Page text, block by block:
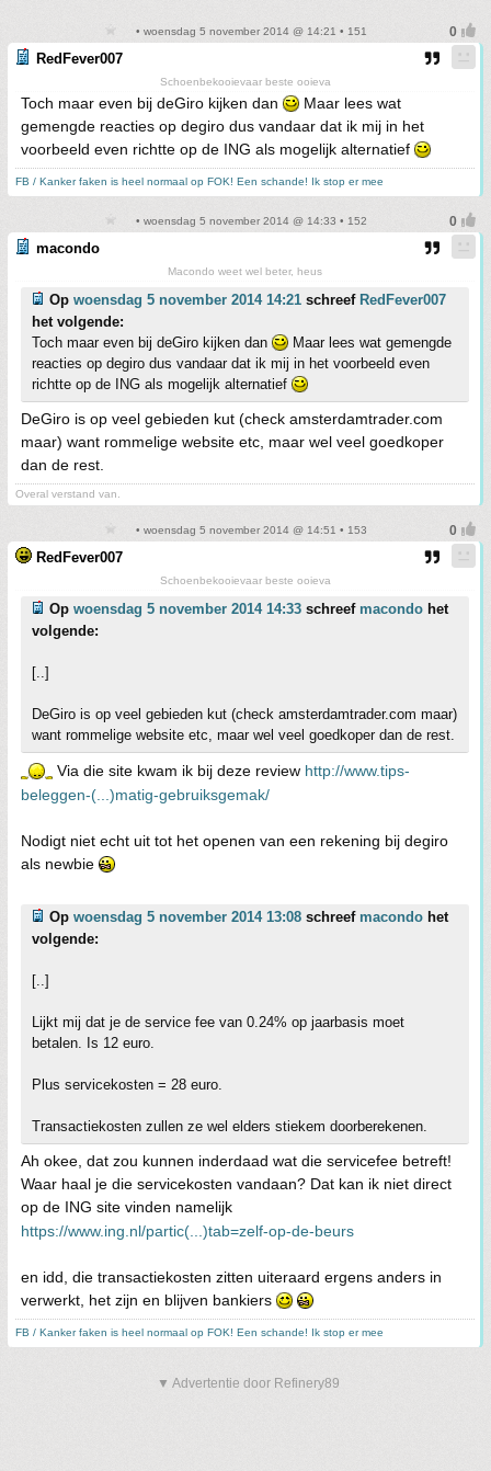
• woensdag 5 november 2014 @ 14:21 • 151
RedFever007
Schoenbekooievaar beste ooieva
Toch maar even bij deGiro kijken dan
Maar lees wat
gemengde reacties op degiro dus vandaar dat ik mij in het
voorbeeld even richtte op de ING als mogelijk alternatief
FB / Kanker faken is heel normaal op FOK! Een schande! Ik stop er mee
• woensdag 5 november 2014 @ 14:33 • 152
macondo
Macondo weet wel beter, heus
Op woensdag 5 november 2014 14:21 schreef RedFever007
het volgende:
Toch maar even bij deGiro kijken dan
Maar lees wat gemengde
reacties op degiro dus vandaar dat ik mij in het voorbeeld even
richtte op de ING als mogelijk alternatief
DeGiro is op veel gebieden kut (check amsterdamtrader.com
maar) want rommelige website etc, maar wel veel goedkoper
dan de rest.
Overal verstand van.
• woensdag 5 november 2014 @ 14:51 • 153
RedFever007
Schoenbekooievaar beste ooieva
Op woensdag 5 november 2014 14:33 schreef macondo het
volgende:
[..]
DeGiro is op veel gebieden kut (check amsterdamtrader.com maar)
want rommelige website etc, maar wel veel goedkoper dan de rest.
Via die site kwam ik bij deze review http://www.tips-
beleggen-(...)matig-gebruiksgemak/
Nodigt niet echt uit tot het openen van een rekening bij degiro
als newbie
Op woensdag 5 november 2014 13:08 schreef macondo het
volgende:
[..]
Lijkt mij dat je de service fee van 0.24% op jaarbasis moet
betalen. Is 12 euro.
Plus servicekosten = 28 euro.
Transactiekosten zullen ze wel elders stiekem doorberekenen.
Ah okee, dat zou kunnen inderdaad wat die servicefee betreft!
Waar haal je die servicekosten vandaan? Dat kan ik niet direct
op de ING site vinden namelijk
https://www.ing.nl/partic(...)tab=zelf-op-de-beurs
en idd, die transactiekosten zitten uiteraard ergens anders in
verwerkt, het zijn en blijven bankiers
FB / Kanker faken is heel normaal op FOK! Een schande! Ik stop er mee
▼ Advertentie door Refinery89